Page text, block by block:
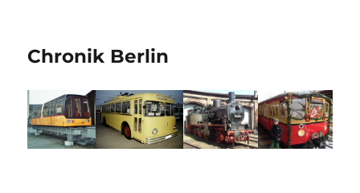
Chronik Berlin